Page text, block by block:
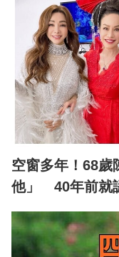
空窗多年！68歲
他」 40年前就